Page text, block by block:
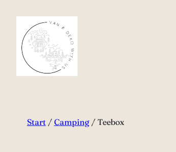
Inhalt
springen
Start/ Camping/ Teebox